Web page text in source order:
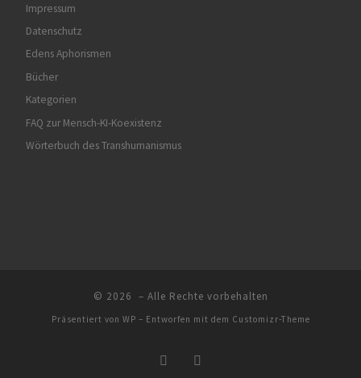
Impressum
Datenschutz
Edens Aphorismen
Bücher
Kategorien
FAQ zur Mensch-KI-Koexistenz
Wörterbuch des Transhumanismus
© 2026 – Alle Rechte vorbehalten
Präsentiert von WP – Entworfen mit dem Customizr-Theme